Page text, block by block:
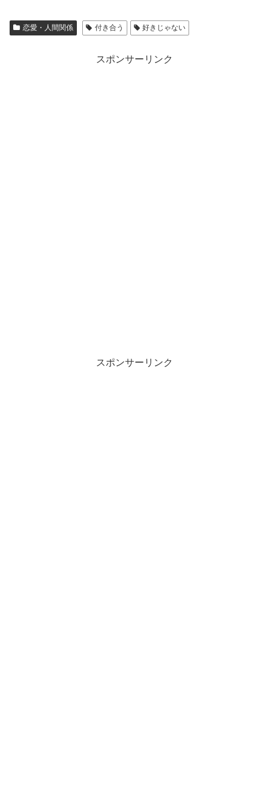
恋愛・人間関係 付き合う 好きじゃない
スポンサーリンク
スポンサーリンク